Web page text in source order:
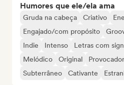
Humores que ele/ela ama
Gruda na cabeça Criativo
Engajado/com propósito
Indie
Intenso Letras com
Melódico
Original Provocador
Subterrâneo
Cativante